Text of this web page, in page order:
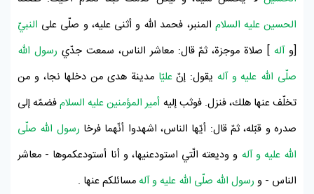
الحسين عليه السلام المنبر، فحمد اللّه و أثنى عليه، و صلّى على النبيّ
[وآله] صلاة موجزة، ثمّ قال: معاشر الناس، سمعت جدّي رسول اللّه
صلّى اللّه عليه و آله يقول: إنّعليّا مدينة هدى من دخلها نجا، و من
تخلّف عنها هلك، فنزل. فوثب إليه أمير المؤمنين عليه السلامفضمّه إلى
صدره و قبّله، ثمّ قال: أيّها الناس، اشهدوا أنّهما فرخا رسول اللّه صلّى
اللّه عليه و آله و وديعته الّتي استودعنيها، و أنا أستودعكموها - معاشر
الناس - و رسول اللّه صلّى اللّه عليه و آلهمسائلكم عنها .